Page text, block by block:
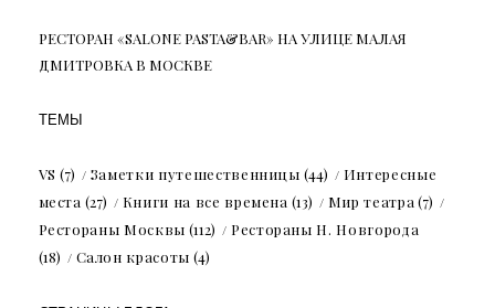
РЕСТОРАН «SALONE PASTA&BAR» НА УЛИЦЕ МАЛАЯ
ДМИТРОВКА В МОСКВЕ
ТЕМЫ
VS (7) Заметки путешественницы (44)
Интересные
места (27) Книги на все времена (13) Мир театра (7)
Рестораны Москвы (112)
Рестораны Н. Новгорода
(18)
Салон красоты (4)